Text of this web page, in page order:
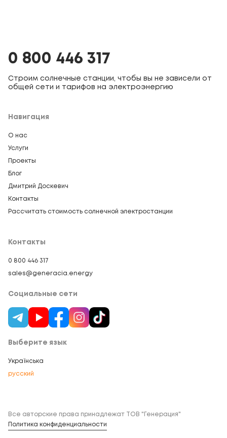
0 800 446 317
Строим солнечные станции, чтобы вы не зависели от
общей сети и тарифов на электроэнергию
Навигация
О нас
Услуги
Проекты
Блог
Дмитрий Доскевич
Контакты
Рассчитать стоимость солнечной электростанции
Контакты
0 800 446 317
sales@generacia.energy
Социальные сети
Выберите язык
Українська
русский
Все авторские права принадлежат ТОВ "Генерация"
Политика конфиденциальности